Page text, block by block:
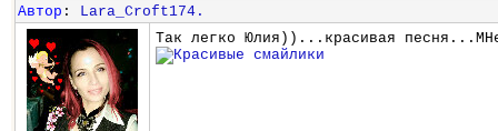
Автор : Lara_Croft174.
Так легко Юлия))...красивая